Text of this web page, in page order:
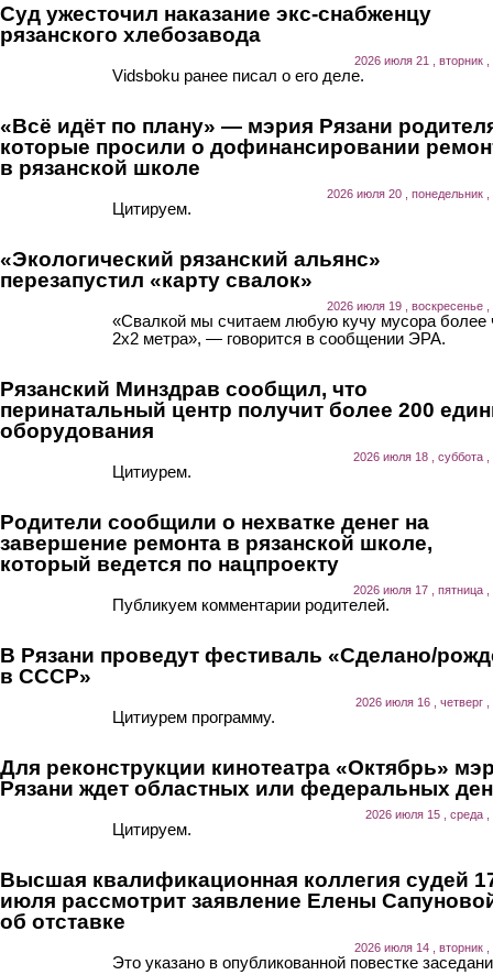
Суд ужесточил наказание экс-снабженцу
рязанского хлебозавода
2026 июля 21 , вторник ,
Vidsboku ранее писал о его деле.
«Всё идёт по плану» — мэрия Рязани
которые просили о дофинансировании
в рязанской школе
2026 июля 20 , понедельник ,
Цитируем.
«Экологический рязанский альянс»
перезапустил «карту свалок»
2026 июля 19 , воскресенье ,
«Свалкой мы считаем любую кучу мусора более
2х2 метра», — говорится в сообщении ЭРА.
Рязанский Минздрав сообщил, что
перинатальный центр получит более 200
оборудования
2026 июля 18 , суббота ,
Цитиурем.
Родители сообщили о нехватке денег на
завершение ремонта в рязанской школе,
который ведется по нацпроекту
2026 июля 17 , пятница ,
Публикуем комментарии родителей.
В Рязани проведут фестиваль «Сделано/
в СССР»
2026 июля 16 , четверг ,
Цитиурем программу.
Для реконструкции кинотеатра «Октябрь»
Рязани ждет областных или федеральных
2026 июля 15 , среда ,
Цитируем.
Высшая квалификационная коллегия судей
июля рассмотрит заявление Елены
об отставке
2026 июля 14 , вторник ,
Это указано в опубликованной повестке